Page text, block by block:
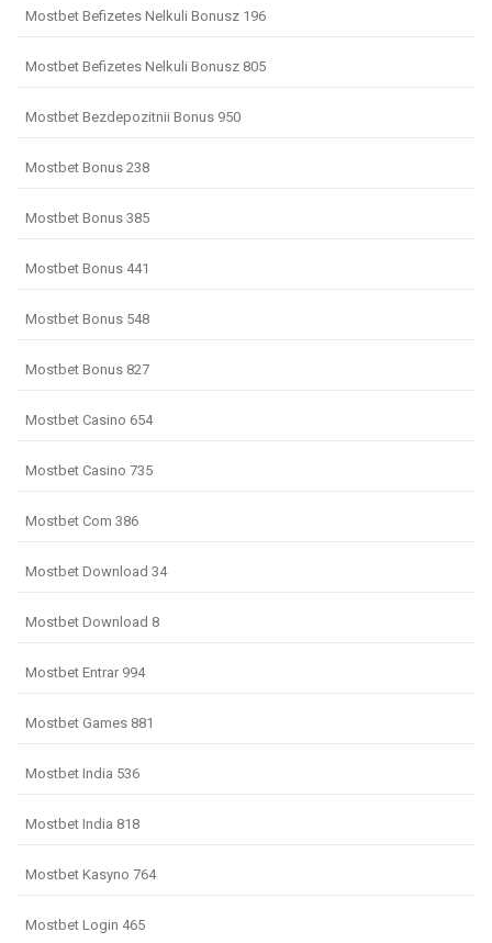
Mostbet Befizetes Nelkuli Bonusz 196
Mostbet Befizetes Nelkuli Bonusz 805
Mostbet Bezdepozitnii Bonus 950
Mostbet Bonus 238
Mostbet Bonus 385
Mostbet Bonus 441
Mostbet Bonus 548
Mostbet Bonus 827
Mostbet Casino 654
Mostbet Casino 735
Mostbet Com 386
Mostbet Download 34
Mostbet Download 8
Mostbet Entrar 994
Mostbet Games 881
Mostbet India 536
Mostbet India 818
Mostbet Kasyno 764
Mostbet Login 465